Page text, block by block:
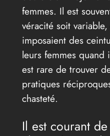
femmes. Il est
véracité soit
imposaient des
leurs femmes quand
est rare de trouver
pratiques
chasteté.
Il est courant